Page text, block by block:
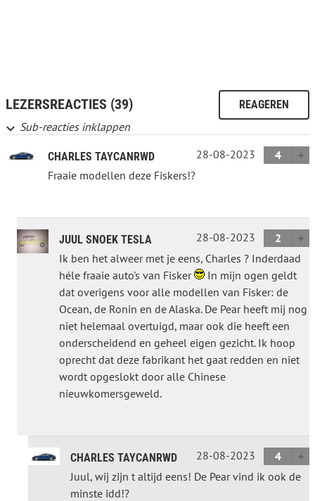
LEZERSREACTIES (39) REAGEREN
Sub-reacties inklappen
CHARLES TAYCANRWD 28-08-2023
4
Fraaie modellen deze Fiskers!?
JUUL SNOEK TESLA 28-08-2023
2
Ik ben het alweer met je eens, Charles ? Inderdaad
héle fraaie auto's van Fisker
In mijn ogen geldt
dat overigens voor alle modellen van Fisker: de
Ocean, de Ronin en de Alaska. De Pear heeft mij nog
niet helemaal overtuigd, maar ook die heeft een
onderscheidend en geheel eigen gezicht. Ik hoop
oprecht dat deze fabrikant het gaat redden en niet
wordt opgeslokt door alle Chinese
nieuwkomersgeweld.
CHARLES TAYCANRWD 28-08-2023
4
Juul, wij zijn t altijd eens! De Pear vind ik ook de
minste idd!?